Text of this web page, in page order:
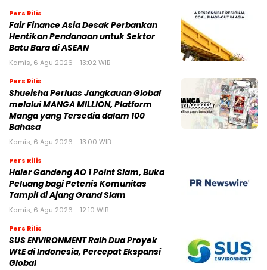
Pers Rilis
Fair Finance Asia Desak Perbankan
Hentikan Pendanaan untuk Sektor
Batu Bara di ASEAN
Kamis, 6 Agu 2026 - 13:02 WIB
Pers Rilis
Shueisha Perluas Jangkauan Global
melalui MANGA MILLION, Platform
Manga yang Tersedia dalam 100
Bahasa
Kamis, 6 Agu 2026 - 13:00 WIB
Pers Rilis
Haier Gandeng AO 1 Point Slam, Buka
Peluang bagi Petenis Komunitas
Tampil di Ajang Grand Slam
Kamis, 6 Agu 2026 - 12:10 WIB
Pers Rilis
SUS ENVIRONMENT Raih Dua Proyek
WtE di Indonesia, Percepat Ekspansi
Global